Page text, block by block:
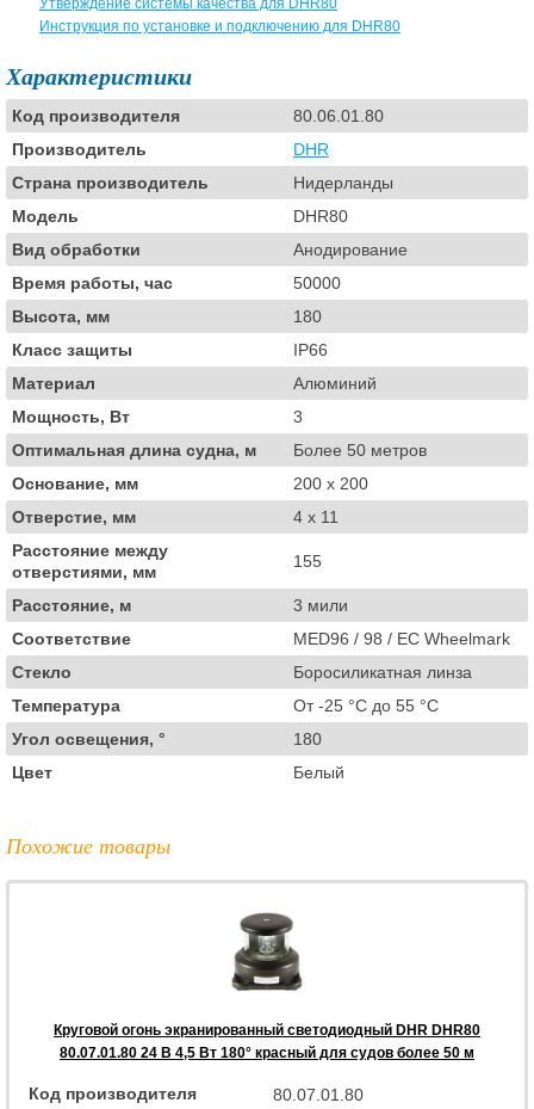
Утверждение системы качества для DHR80
Инструкция по установке и подключению для DHR80
Характеристики
Код производителя
80.06.01.80
Производитель
DHR
Страна производитель
Нидерланды
Модель
DHR80
Вид обработки
Анодирование
Время работы, час
50000
Высота, мм
180
Класс защиты
IP66
Материал
Алюминий
Мощность, Вт
3
Оптимальная длина судна, м
Более 50 метров
Основание, мм
200 x 200
Отверстие, мм
4 x 11
Расстояние между
отверстиями, мм
155
Расстояние, м
3 мили
Соответствие
MED96 / 98 / EC Wheelmark
Стекло
Боросиликатная линза
Температура
От -25 °C до 55 °C
Угол освещения, °
180
Цвет
Белый
Похожие товары
Круговой огонь экранированный светодиодный DHR DHR80
80.07.01.80 24 В 4,5 Вт 180° красный для судов более 50 м
Код производителя 80.07.01.80